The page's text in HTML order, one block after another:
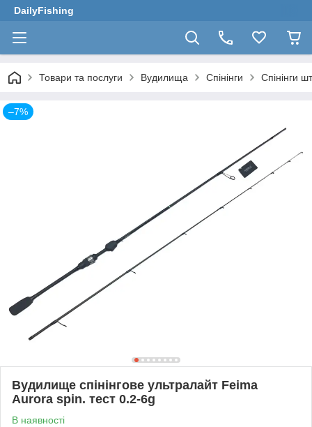
DailyFishing
Товари та послуги Вудилища Спінінги Спінінги
–7%
Вудилище спінінгове ультралайт Feima
Aurora spin. тест 0.2-6g
В наявності